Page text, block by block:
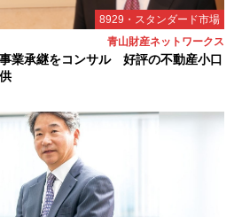
8929・スタンダード市場
青山財産ネットワークス
業承継をコンサル 好評の不動産小口